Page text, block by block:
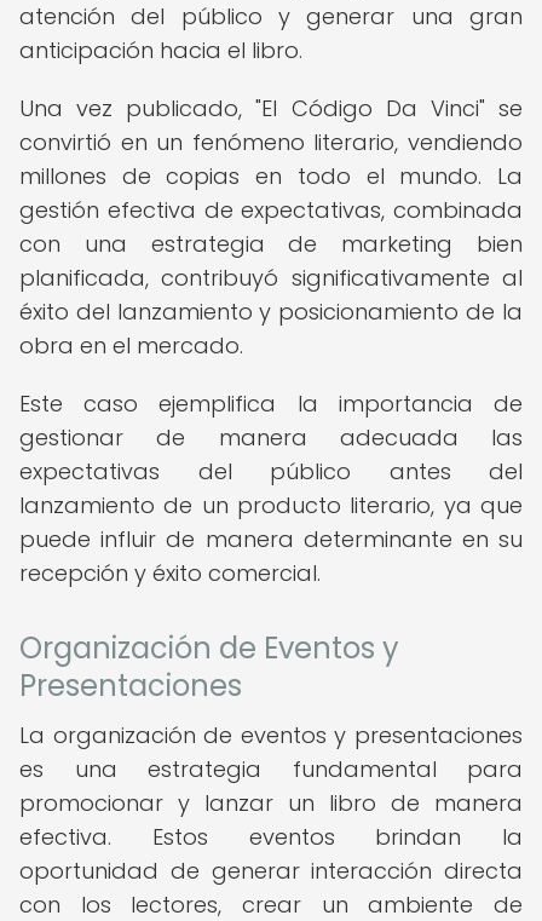
atención del público y generar una gran
anticipación hacia el libro.
Una vez publicado, "El Código Da Vinci" se
convirtió en un fenómeno literario, vendiendo
millones de copias en todo el mundo. La
gestión efectiva de expectativas, combinada
con una estrategia de marketing bien
planificada, contribuyó significativamente al
éxito del lanzamiento y posicionamiento de la
obra en el mercado.
Este caso ejemplifica la importancia de
gestionar de manera adecuada las
expectativas del público antes del
lanzamiento de un producto literario, ya que
puede influir de manera determinante en su
recepción y éxito comercial.
Organización de Eventos y
Presentaciones
La organización de eventos y presentaciones
es una estrategia fundamental para
promocionar y lanzar un libro de manera
efectiva. Estos eventos brindan la
oportunidad de generar interacción directa
con los lectores, crear un ambiente de